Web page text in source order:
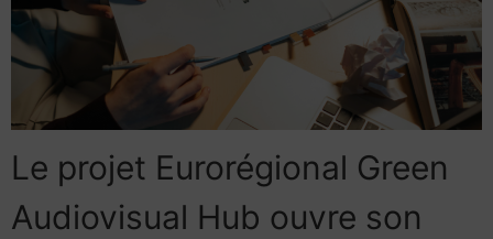
Le projet Eurorégional Green
Audiovisual Hub ouvre son